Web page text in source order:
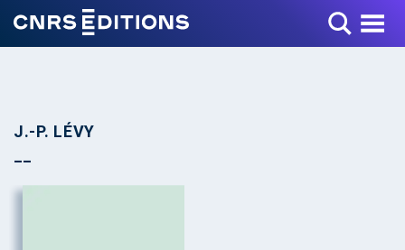
Toggle Menu
J.-P. LÉVY